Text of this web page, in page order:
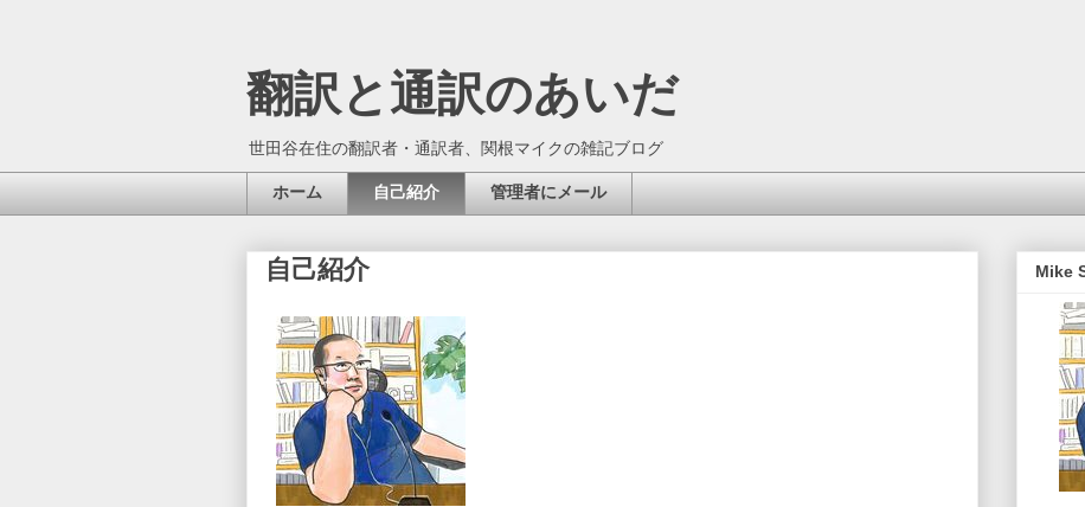
翻訳と通訳のあいだ
世田谷在住の翻訳者・通訳者、関根マイクの雑記ブログ
ホーム 自己紹介 管理者にメール
自己紹介 Mike